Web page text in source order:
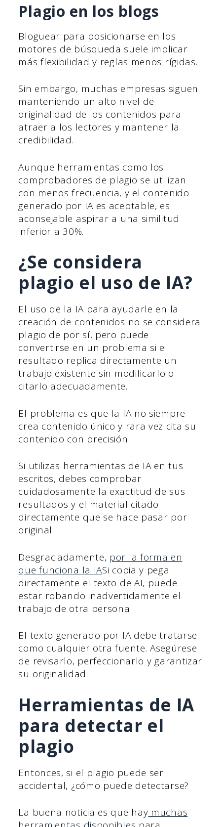
Plagio en los blogs
Bloguear para posicionarse en los
motores de búsqueda suele implicar
más flexibilidad y reglas menos rígidas.
Sin embargo, muchas empresas siguen
manteniendo un alto nivel de
originalidad de los contenidos para
atraer a los lectores y mantener la
credibilidad.
Aunque herramientas como los
comprobadores de plagio se utilizan
con menos frecuencia, y el contenido
generado por IA es aceptable, es
aconsejable aspirar a una similitud
inferior a 30%.
¿Se considera
plagio el uso de IA?
El uso de la IA para ayudarle en la
creación de contenidos no se considera
plagio de por sí, pero puede
convertirse en un problema si el
resultado replica directamente un
trabajo existente sin modificarlo o
citarlo adecuadamente.
El problema es que la IA no siempre
crea contenido único y rara vez cita su
contenido con precisión.
Si utilizas herramientas de IA en tus
escritos, debes comprobar
cuidadosamente la exactitud de sus
resultados y el material citado
directamente que se hace pasar por
original.
Desgraciadamente, por la forma en
que funciona la IASi copia y pega
directamente el texto de AI, puede
estar robando inadvertidamente el
trabajo de otra persona.
El texto generado por IA debe tratarse
como cualquier otra fuente. Asegúrese
de revisarlo, perfeccionarlo y garantizar
su originalidad.
Herramientas de IA
para detectar el
plagio
Entonces, si el plagio puede ser
accidental, ¿cómo puede detectarse?
La buena noticia es que hay muchas